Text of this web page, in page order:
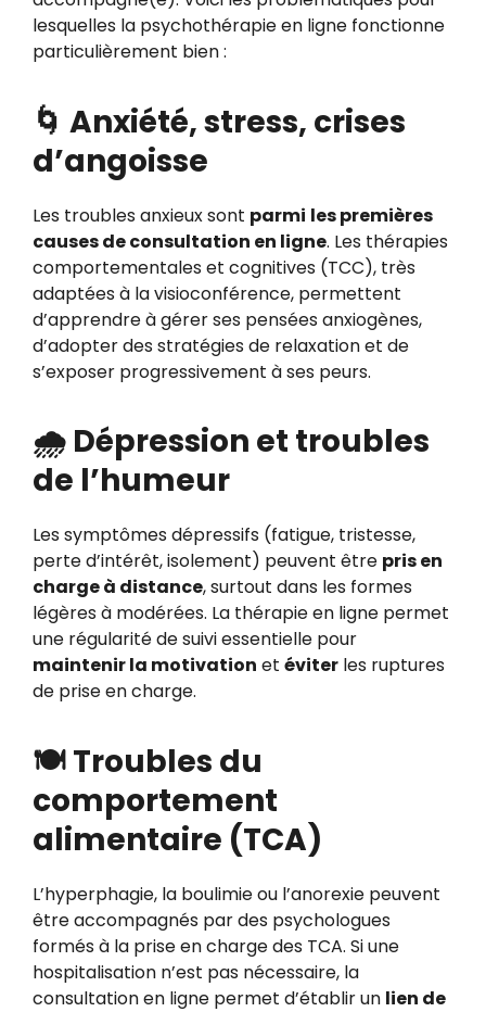
lesquelles la psychothérapie en ligne fonctionne
particulièrement bien :
🌀 Anxiété, stress, crises
d’angoisse
Les troubles anxieux sont parmi les premières
causes de consultation en ligne. Les thérapies
comportementales et cognitives (TCC), très
adaptées à la visioconférence, permettent
d’apprendre à gérer ses pensées anxiogènes,
d’adopter des stratégies de relaxation et de
s’exposer progressivement à ses peurs.
🌧️ Dépression et troubles
de l’humeur
Les symptômes dépressifs (fatigue, tristesse,
perte d’intérêt, isolement) peuvent être pris en
charge à distance, surtout dans les formes
légères à modérées. La thérapie en ligne permet
une régularité de suivi essentielle pour
maintenir la motivation et éviter les ruptures
de prise en charge.
🍽️ Troubles du
comportement
alimentaire (TCA)
L’hyperphagie, la boulimie ou l’anorexie peuvent
être accompagnés par des psychologues
formés à la prise en charge des TCA. Si une
hospitalisation n’est pas nécessaire, la
consultation en ligne permet d’établir un lien de